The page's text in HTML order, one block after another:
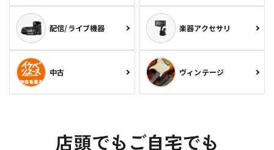
配信/ライブ機器 楽器アクセサリ
中古 ヴィンテージ